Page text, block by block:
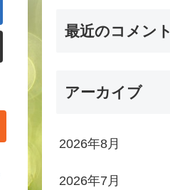
最近のコメント
アーカイブ
2026年8月
2026年7月